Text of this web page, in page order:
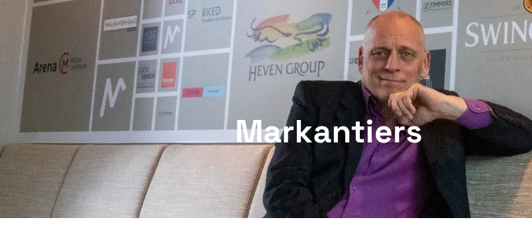
Markantiers